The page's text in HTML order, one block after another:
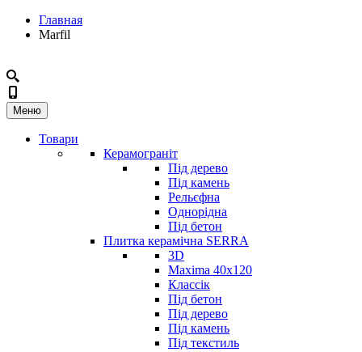
Главная
Marfil
Меню
Товари
Керамограніт
Під дерево
Під камень
Рельєфна
Однорідна
Під бетон
Плитка керамічна SERRA
3D
Maxima 40x120
Классік
Під бетон
Під дерево
Під камень
Під текстиль